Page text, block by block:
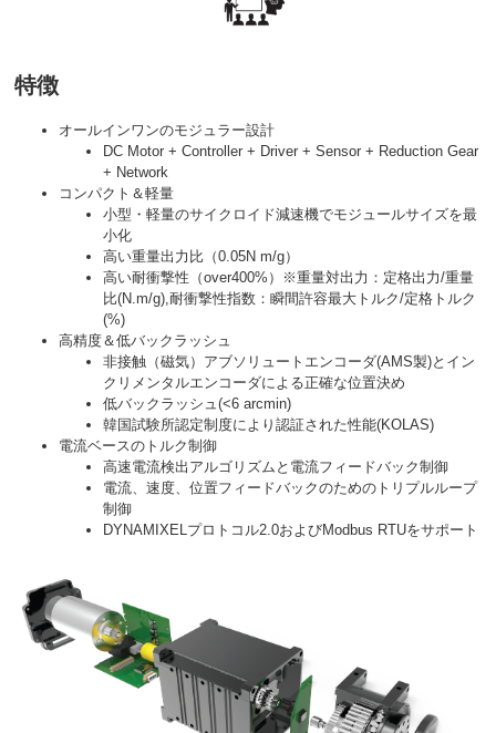
特徴
オールインワンのモジュラー設計
DC Motor + Controller + Driver + Sensor + Reduction Gear
+ Network
コンパクト＆軽量
小型・軽量のサイクロイド減速機でモジュールサイズを最
小化
高い重量出力比（0.05N m/g）
高い耐衝撃性（over400%）※重量対出力：定格出力/重量
比(N.m/g),耐衝撃性指数：瞬間許容最大トルク/定格トルク
(%)
高精度＆低バックラッシュ
非接触（磁気）アブソリュートエンコーダ(AMS製)とイン
クリメンタルエンコーダによる正確な位置決め
低バックラッシュ(<6 arcmin)
韓国試験所認定制度により認証された性能(KOLAS)
電流ベースのトルク制御
高速電流検出アルゴリズムと電流フィードバック制御
電流、速度、位置フィードバックのためのトリプルループ
制御
DYNAMIXELプロトコル2.0およびModbus RTUをサポート